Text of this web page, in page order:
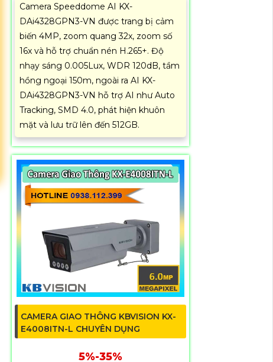
Camera Speeddome AI KX-
DAi4328GPN3-VN được trang bị cảm
biến 4MP, zoom quang 32x, zoom số
16x và hỗ trợ chuẩn nén H.265+. Độ
nhạy sáng 0.005Lux, WDR 120dB, tầm
hồng ngoại 150m, ngoài ra AI KX-
DAi4328GPN3-VN hỗ trợ AI như Auto
Tracking, SMD 4.0, phát hiện khuôn
mặt và lưu trữ lên đến 512GB.
CAMERA GIAO THÔNG KBVISION KX-
E4008ITN-L CHUYÊN DỤNG
5%-35%